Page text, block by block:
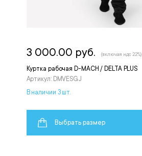
Куртка рабочая D-MACH / DELTA PLUS
Артикул: DMVESGJ
3 000.00 руб. (включая ндс 22%)
В наличии 3 шт.
Выбрать размер